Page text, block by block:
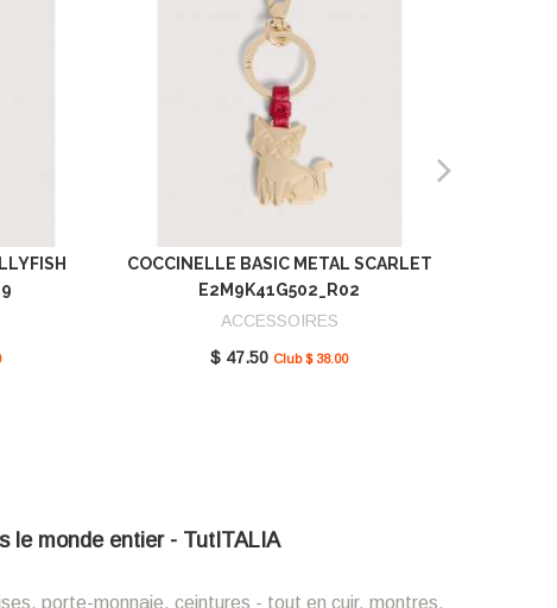
COCCINELLE BASIC METAL SCARLET
E2M9K41G502_R02
ACCESSOIRES
$ 47.50 Club $ 38.00
le monde entier - TutITALIA
porte-monnaie, ceintures - tout en cuir, montres,